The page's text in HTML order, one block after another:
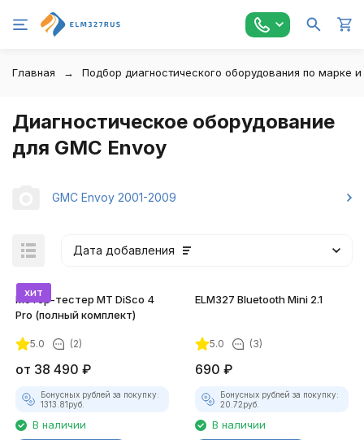
Главная Подбор диагностического оборудования по марке
Диагностическое оборудование
для GMC Envoy
GMC Envoy 2001-2009
Дата добавления
хит
Мотор-тестер MT DiSco 4
Pro (полный комплект)
5.0 (2)
от 38 490 ₽
Бонусных рублей за покупку:
1313.81руб.
В наличии
ELM327 Bluetooth Mini 2.1
5.0 (3)
690 ₽
Бонусных рублей за покупку:
20.72руб.
В наличии